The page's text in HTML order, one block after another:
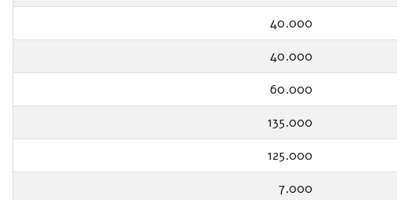
40.000
40.000
60.000
135.000
125.000
7.000